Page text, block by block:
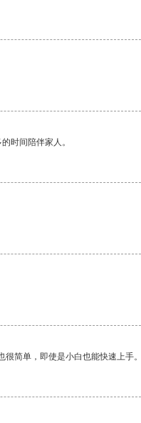
时间陪伴家人。
简单，即使是小白也能快速上手。